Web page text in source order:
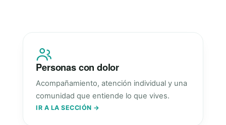
Personas con dolor
Acompañamiento, atención individual y una
comunidad que entiende lo que vives.
IR A LA SECCIÓN →